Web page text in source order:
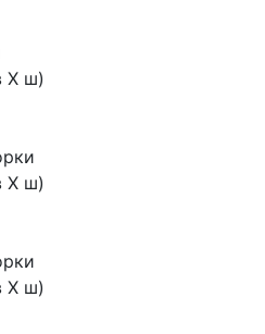
Х ш)
Х ш)
Х ш)